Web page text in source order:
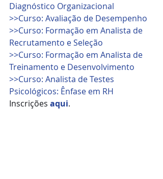
Diagnóstico Organizacional
>>Curso: Avaliação de Desempenho
>>Curso: Formação em Analista de
Recrutamento e Seleção
>>Curso: Formação em Analista de
Treinamento e Desenvolvimento
>>Curso: Analista de Testes
Psicológicos: Ênfase em RH
Inscrições aqui.